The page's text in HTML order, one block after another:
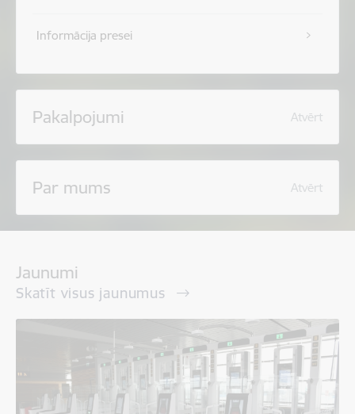
Informācija presei
Pakalpojumi Atvērt
Par mums Atvērt
Jaunumi
Skatīt visus jaunumus